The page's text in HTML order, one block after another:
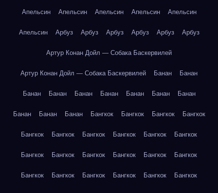
Апельсин Апельсин Апельсин Апельсин Апельсин
Апельсин Арбуз Арбуз Арбуз Арбуз Арбуз Арбуз
Артур Конан Дойл — Собака Баскервилей
Артур Конан Дойл — Собака Баскервилей Банан Банан
Банан Банан Банан Банан Банан Банан Банан
Банан Банан Банан Бангкок Бангкок Бангкок Бангкок
Бангкок Бангкок Бангкок Бангкок Бангкок Бангкок
Бангкок Бангкок Бангкок Бангкок Бангкок Бангкок
Бангкок Бангкок Бангкок Бангкок Бангкок Бангкок